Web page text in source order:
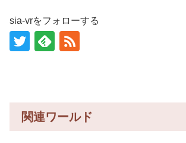
sia-vrをフォローする
関連ワールド